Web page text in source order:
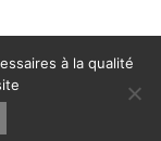
à la qualité